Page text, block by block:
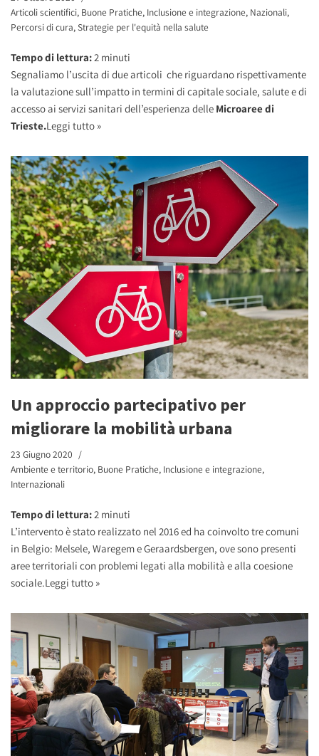
Articoli scientifici, Buone Pratiche, Inclusione e integrazione, Nazionali,
Percorsi di cura, Strategie per l'equità nella salute
Tempo di lettura:2 minuti
Segnaliamo l’uscita di due articoli che riguardano rispettivamente
la valutazione sull’impatto in termini di capitale sociale, salute e di
accesso ai servizi sanitari dell’esperienza delle Microaree di
Trieste.Leggi tutto »
Un approccio partecipativo per
migliorare la mobilità urbana
23 Giugno 2020
Ambiente e territorio, Buone Pratiche, Inclusione e integrazione,
Internazionali
Tempo di lettura:2 minuti
L’intervento è stato realizzato nel 2016 ed ha coinvolto tre comuni
in Belgio: Melsele, Waregem e Geraardsbergen, ove sono presenti
aree territoriali con problemi legati alla mobilità e alla coesione
sociale.Leggi tutto »